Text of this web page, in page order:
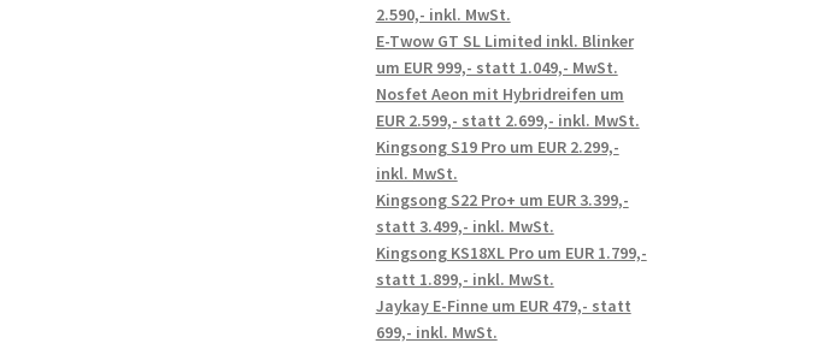
2.590,- inkl. MwSt.
E-Twow GT SL Limited inkl. Blinker
um EUR 999,- statt 1.049,- MwSt.
Nosfet Aeon mit Hybridreifen um
EUR 2.599,- statt 2.699,- inkl. MwSt.
Kingsong S19 Pro um EUR 2.299,-
inkl. MwSt.
Kingsong S22 Pro+ um EUR 3.399,-
statt 3.499,- inkl. MwSt.
Kingsong KS18XL Pro um EUR 1.799,-
statt 1.899,- inkl. MwSt.
Jaykay E-Finne um EUR 479,- statt
699,- inkl. MwSt.